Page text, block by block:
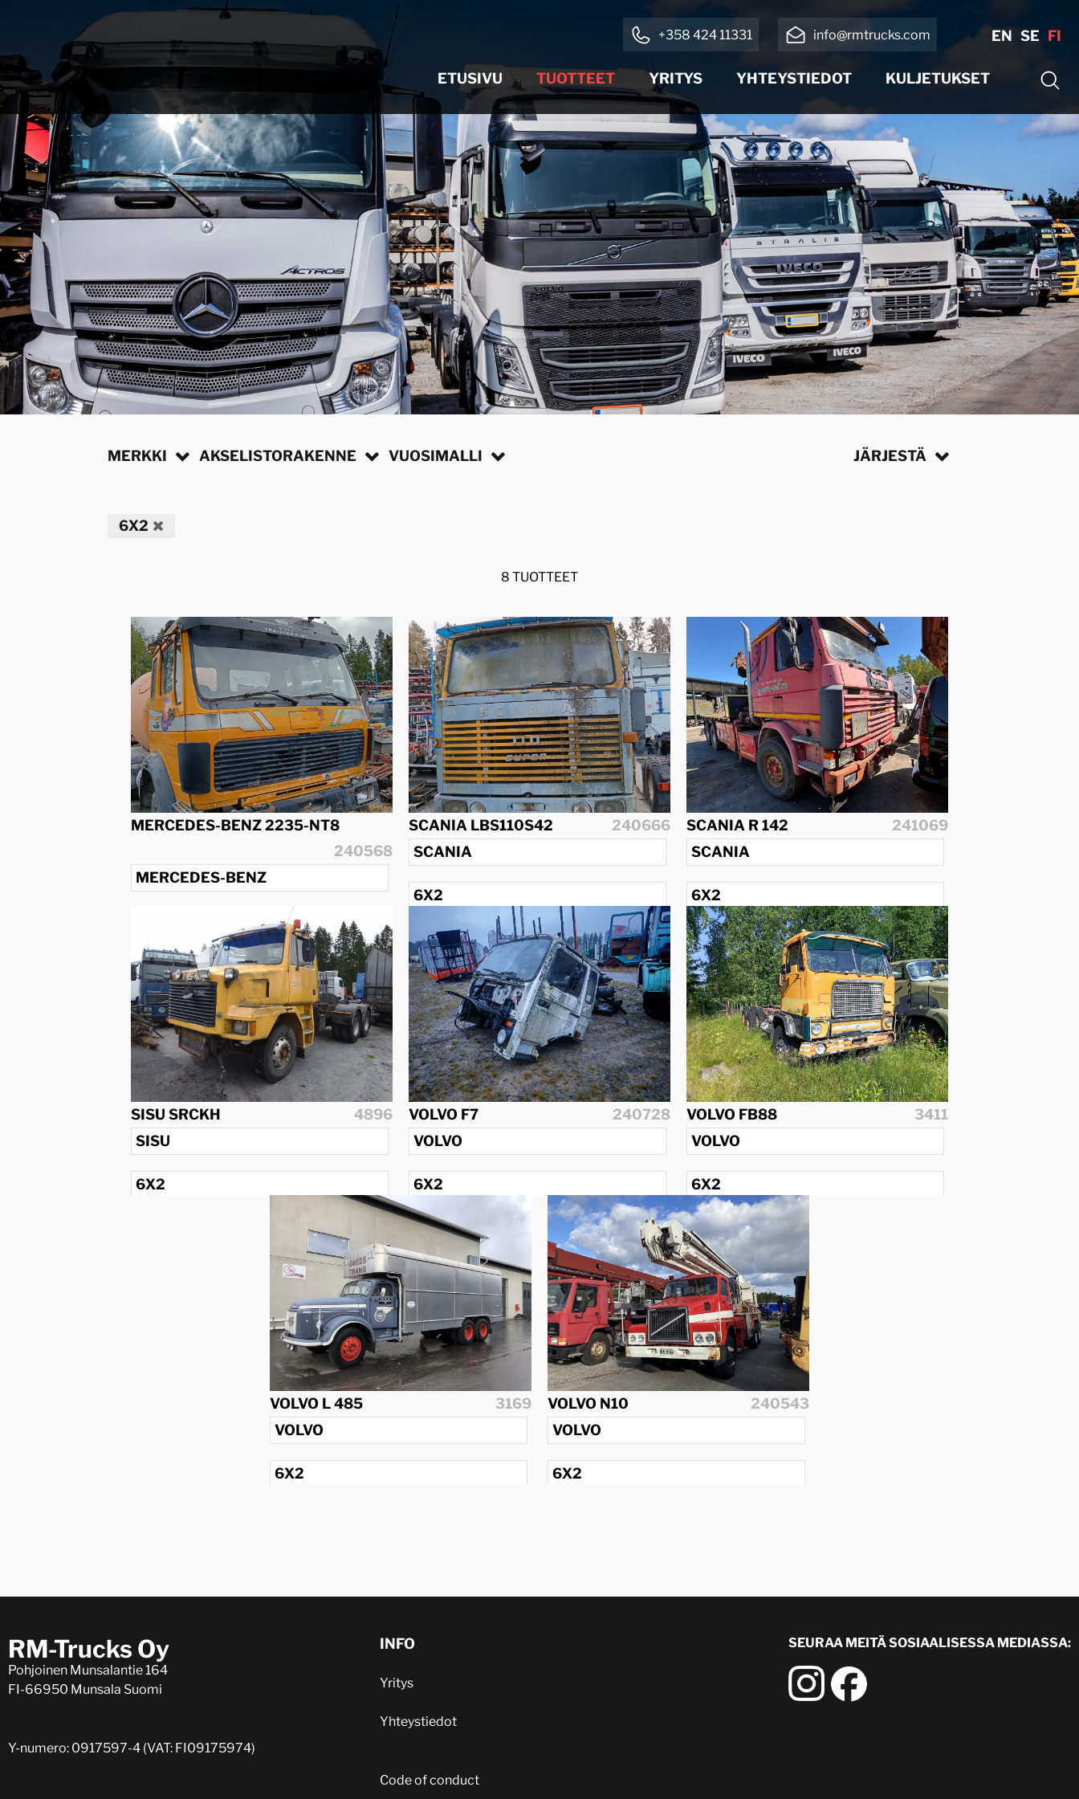
+358 424 11331 info@rmtrucks.com EN SE FI
ETUSIVU TUOTTEET YRITYS YHTEYSTIEDOT KULJETUKSET
MERKKI AKSELISTORAKENNE VUOSIMALLI JÄRJESTÄ
6X2
8 TUOTTEET
MERCEDES-BENZ 2235-NT8
240568
MERCEDES-BENZ
1988
SCANIA LBS110S42
240666
SCANIA
6X2
1970
SCANIA R 142
241069
SCANIA
6X2
1983
SISU SRCKH
4896
SISU
6X2
VOLVO F7
240728
VOLVO
6X2
1985
VOLVO FB88
3411
VOLVO
6X2
1971
VOLVO L 485
3169
VOLVO
6X2
VOLVO N10
240543
VOLVO
6X2
RM-Trucks Oy
Pohjoinen Munsalantie 164
FI-66950 Munsala Suomi
Y-numero: 0917597-4 (VAT: FI09175974)
INFO
Yritys
Yhteystiedot
Code of conduct
SEURAA MEITÄ SOSIAALISESSA MEDIASSA: